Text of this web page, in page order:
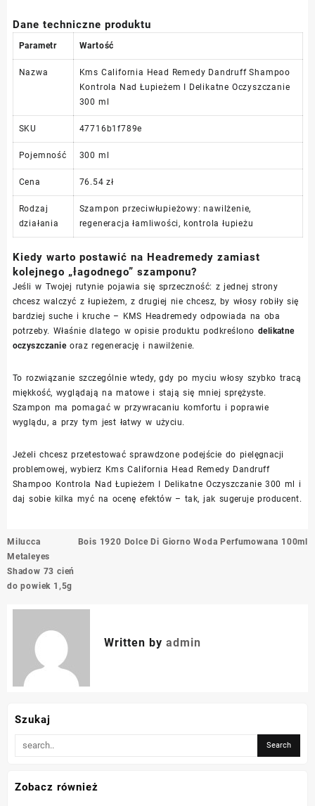
Dane techniczne produktu
Parametr Wartość
Nazwa
Kms California Head Remedy Dandruff Shampoo
Kontrola Nad Łupieżem I Delikatne Oczyszczanie
300 ml
SKU 47716b1f789e
Pojemność 300 ml
Cena 76.54 zł
Rodzaj
działania
Szampon przeciwłupieżowy: nawilżenie,
regeneracja łamliwości, kontrola łupieżu
Kiedy warto postawić na Headremedy zamiast
kolejnego „łagodnego” szamponu?
Jeśli w Twojej rutynie pojawia się sprzeczność: z jednej strony
chcesz walczyć z łupieżem, z drugiej nie chcesz, by włosy robiły się
bardziej suche i kruche – KMS Headremedy odpowiada na oba
potrzeby. Właśnie dlatego w opisie produktu podkreślono delikatne
oczyszczanieoraz regenerację i nawilżenie.
To rozwiązanie szczególnie wtedy, gdy po myciu włosy szybko tracą
miękkość, wyglądają na matowe i stają się mniej sprężyste.
Szampon ma pomagać w przywracaniu komfortu i poprawie
wyglądu, a przy tym jest łatwy w użyciu.
Jeżeli chcesz przetestować sprawdzone podejście do pielęgnacji
problemowej, wybierz Kms California Head Remedy Dandruff
Shampoo Kontrola Nad Łupieżem I Delikatne Oczyszczanie 300 ml i
daj sobie kilka myć na ocenę efektów – tak, jak sugeruje producent.
Nawigacja
wpisu
Milucca
Metaleyes
Shadow 73 cień
do powiek 1,5g
Bois 1920 Dolce Di Giorno Woda Perfumowana 100ml
Written by admin
Szukaj
Zobacz również